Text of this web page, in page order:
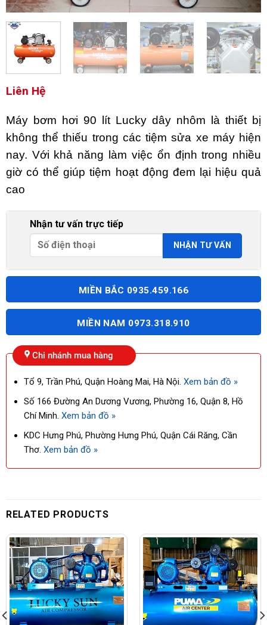
Liên Hệ
Máy bơm hơi 90 lít Lucky dây nhôm là thiết bị
không thể thiếu trong các tiệm sửa xe máy hiện
nay. Với khả năng làm việc ổn định trong nhiều
giờ có thể giúp tiệm hoạt động đem lại hiệu quả
cao
Nhận tư vấn trực tiếp
MIỀN BẮC 0935.459.166
MIỀN NAM 0973.318.910
Chi nhánh mua hàng
Tổ 9, Trần Phú, Quận Hoàng Mai, Hà Nội.Xem bản đồ »
Số 166 Đường An Dương Vương, Phường 16, Quận 8, Hồ
Chí Minh.Xem bản đồ »
KDC Hưng Phú, Phường Hưng Phú, Quận Cái Răng, Cần
Thơ.Xem bản đồ »
RELATED PRODUCTS